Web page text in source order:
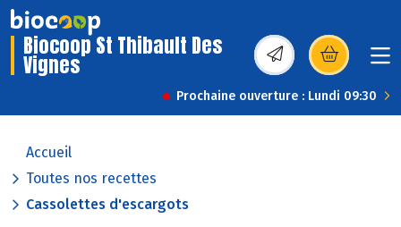
Biocoop St Thibault Des
Vignes (s’ouvre dans une
Prochaine ouverture : Lundi 09:30
Accueil
Toutes nos recettes
Cassolettes d'escargots